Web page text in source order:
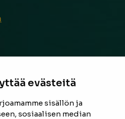
evästeitä
sisällön ja
sosiaalisen median